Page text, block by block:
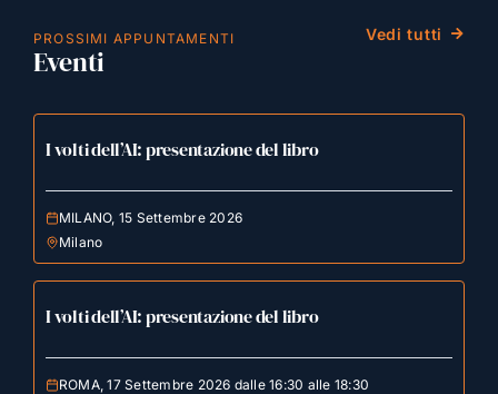
PROSSIMI APPUNTAMENTI
Eventi
Vedi tutti
I volti dell’AI: presentazione del libro
MILANO, 15 Settembre 2026
Milano
I volti dell’AI: presentazione del libro
ROMA, 17 Settembre 2026 dalle 16:30 alle 18:30